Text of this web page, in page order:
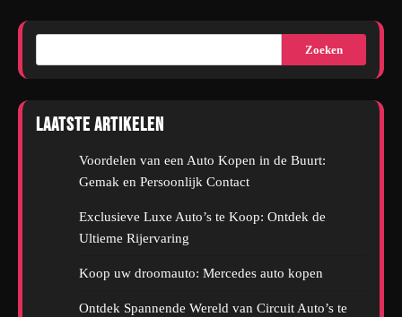
Zoeken
Laatste artikelen
Voordelen van een Auto Kopen in de Buurt:
Gemak en Persoonlijk Contact
Exclusieve Luxe Auto’s te Koop: Ontdek de
Ultieme Rijervaring
Koop uw droomauto: Mercedes auto kopen
Ontdek Spannende Wereld van Circuit Auto’s te